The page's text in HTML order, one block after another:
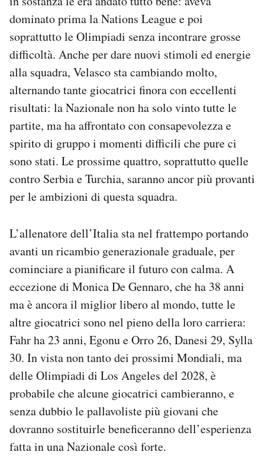
dominato prima la Nations League e poi
soprattutto le Olimpiadi senza incontrare grosse
difficoltà. Anche per dare nuovi stimoli ed energie
alla squadra, Velasco sta cambiando molto,
alternando tante giocatrici finora con eccellenti
risultati: la Nazionale non ha solo vinto tutte le
partite, ma ha affrontato con consapevolezza e
spirito di gruppo i momenti difficili che pure ci
sono stati. Le prossime quattro, soprattutto quelle
contro Serbia e Turchia, saranno ancor più provanti
per le ambizioni di questa squadra.
L’allenatore dell’Italia sta nel frattempo portando
avanti un ricambio generazionale graduale, per
cominciare a pianificare il futuro con calma. A
eccezione di Monica De Gennaro, che ha 38 anni
ma è ancora il miglior libero al mondo, tutte le
altre giocatrici sono nel pieno della loro carriera:
Fahr ha 23 anni, Egonu e Orro 26, Danesi 29, Sylla
30. In vista non tanto dei prossimi Mondiali, ma
delle Olimpiadi di Los Angeles del 2028, è
probabile che alcune giocatrici cambieranno, e
senza dubbio le pallavoliste più giovani che
dovranno sostituirle beneficeranno dell’esperienza
fatta in una Nazionale così forte.